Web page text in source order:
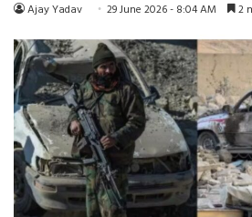
Ajay Yadav 29 June 2026 - 8:04 AM 2